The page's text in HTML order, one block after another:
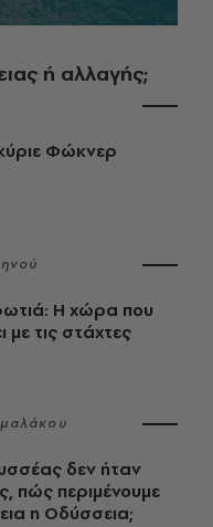
ή αλλαγής;
Φώκνερ
Η χώρα που
με τις στάχτες
δεν ήταν
πώς περιμένουμε
η Οδύσσεια;